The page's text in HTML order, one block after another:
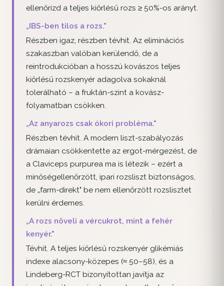
ellenőrizd a teljes kiőrlésű rozs ≥ 50%-os arányt.
„IBS-ben tilos a rozs."
Részben igaz, részben tévhit. Az eliminációs
szakaszban valóban kerülendő, de a
reintrodukcióban a hosszú kovászos teljes
kiőrlésű rozskenyér adagolva sokaknál
tolerálható – a fruktán-szint a kovász-
folyamatban csökken.
„Az anyarozs csak ókori probléma."
Részben tévhit. A modern liszt-szabályozás
drámaian csökkentette az ergot-mérgezést, de
a Claviceps purpurea ma is létezik – ezért a
minőségellenőrzött, ipari rozsliszt biztonságos,
de „farm-direkt" be nem ellenőrzött rozslisztet
kerülni érdemes.
„A rozs növeli a vércukrot, mint a fehér
kenyér."
Tévhit. A teljes kiőrlésű rozskenyér glikémiás
indexe alacsony-közepes (≈ 50–58), és a
Lindeberg-RCT bizonyítottan javítja az